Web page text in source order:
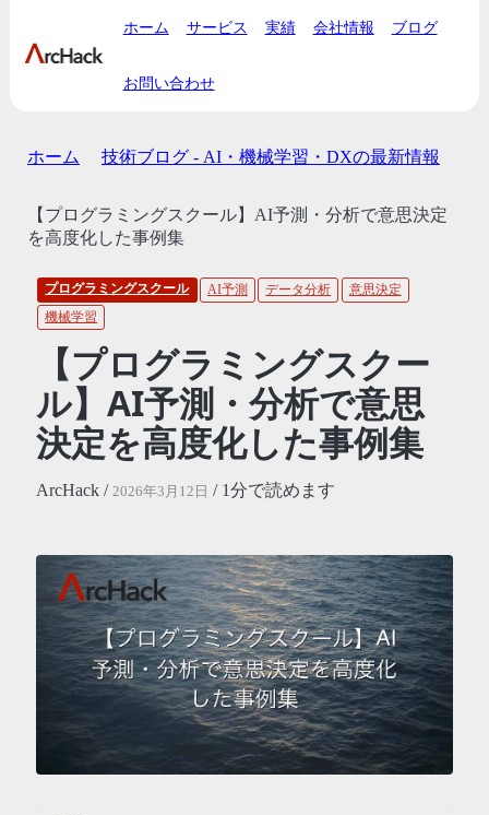
ホーム サービス 実績 会社情報 ブログ
お問い合わせ
ホーム 技術ブログ - AI・機械学習・DXの最新情報
【プログラミングスクール】AI予測・分析で意思決定
を高度化した事例集
プログラミングスクール AI予測 データ分析
意思決定
機械学習
【プログラミングスクー
ル】AI予測・分析で意思
決定を高度化した事例集
ArcHack / 2026年3月12日 / 1分で読めます